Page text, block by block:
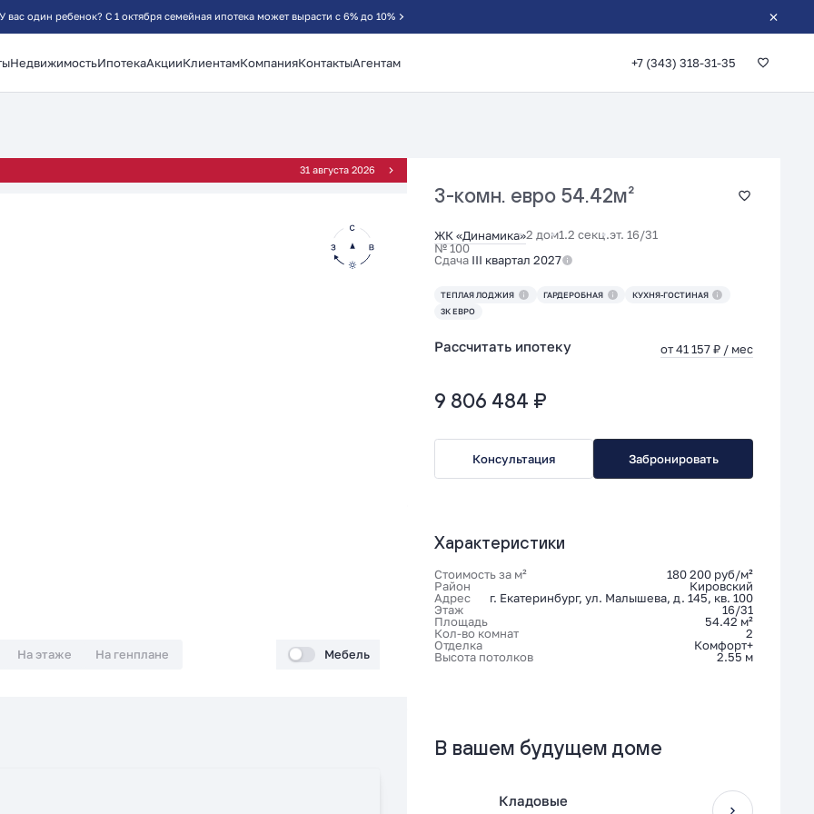
У вас один ребенок? С 1 октября семейная ипотека может вырасти с 6% до 10%
НедвижимостьИпотекаАкцииКлиентамКомпанияКонтактыАгентам +7 (343) 318-31-35
31 августа 2026
На этаже На генплане Мебель
3-комн. евро 54.42м²
ЖК «Динамика»2 дом1.2 секц.эт. 16/31
№ 100
Сдача III квартал 2027
ТЕПЛАЯ ЛОДЖИЯ ГАРДЕРОБНАЯ
КУХНЯ-ГОСТИНАЯ
3К ЕВРО
Рассчитать ипотеку от 41 157 ₽ / мес
9 806 484 ₽
Консультация Забронировать
Характеристики
Стоимость за м²
180 200 руб/м²
Район
Кировский
Адрес
г. Екатеринбург, ул. Малышева, д. 145, кв. 100
Этаж
16/31
Площадь
54.42 м²
Кол-во комнат
2
Отделка
Комфорт+
Высота потолков
2.55 м
В вашем будущем доме
Кладовые